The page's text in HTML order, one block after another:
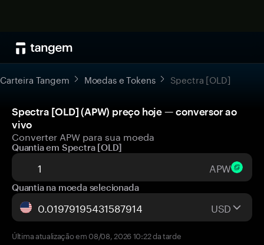
Carteira Tangem Moedas e Tokens Spectra [OLD]
Spectra [OLD] (APW) preço hoje — conversor ao
vivo
Converter APW para sua moeda
Quantia em Spectra [OLD]
APW
Quantia na moeda selecionada
USD
Última atualização em 08/08, 2026 10:22 da tarde